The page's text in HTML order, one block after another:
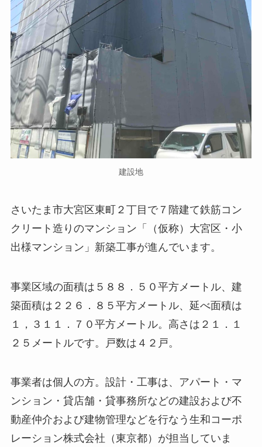
建設地
さいたま市大宮区東町２丁目で７階建て鉄筋コン
クリート造りのマンション「（仮称）大宮区・小
出様マンション」新築工事が進んでいます。
事業区域の面積は５８８．５０平方メートル、建
築面積は２２６．８５平方メートル、延べ面積は
１，３１１．７０平方メートル。高さは２１．１
２５メートルです。戸数は４２戸。
事業者は個人の方。設計・工事は、アパート・マ
ンション・貸店舗・貸事務所などの建設および不
動産仲介および建物管理などを行なう生和コーポ
レーション株式会社（東京都）が担当していま